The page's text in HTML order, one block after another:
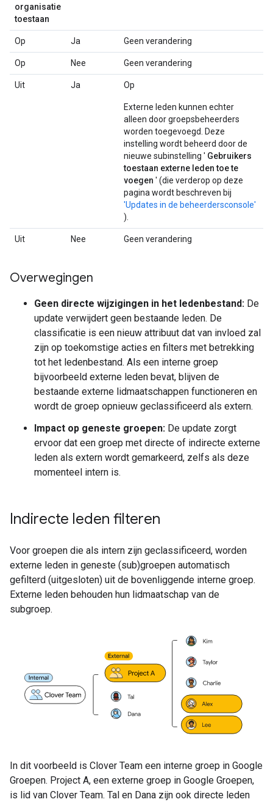
organisatie
toestaan
Op Ja Geen verandering
Op Nee Geen verandering
Uit Ja Op
Externe leden kunnen echter
alleen door groepsbeheerders
worden toegevoegd. Deze
instelling wordt beheerd door de
nieuwe subinstelling ' Gebruikers
toestaan ​​externe leden toe te
voegen ' (die verderop op deze
pagina wordt beschreven bij
'Updates in de beheerdersconsole'
).
Uit Nee Geen verandering
Overwegingen
Geen directe wijzigingen in het ledenbestand: De
update verwijdert geen bestaande leden. De
classificatie is een nieuw attribuut dat van invloed zal
zijn op toekomstige acties en filters met betrekking
tot het ledenbestand. Als een interne groep
bijvoorbeeld externe leden bevat, blijven de
bestaande externe lidmaatschappen functioneren en
wordt de groep opnieuw geclassificeerd als extern.
Impact op geneste groepen: De update zorgt
ervoor dat een groep met directe of indirecte externe
leden als extern wordt gemarkeerd, zelfs als deze
momenteel intern is.
Indirecte leden filteren
Voor groepen die als intern zijn geclassificeerd, worden
externe leden in geneste (sub)groepen automatisch
gefilterd (uitgesloten) uit de bovenliggende interne groep.
Externe leden behouden hun lidmaatschap van de
subgroep.
In dit voorbeeld is Clover Team een ​​interne groep in Google
Groepen. Project A, een externe groep in Google Groepen,
is lid van Clover Team. Tal en Dana zijn ook directe leden